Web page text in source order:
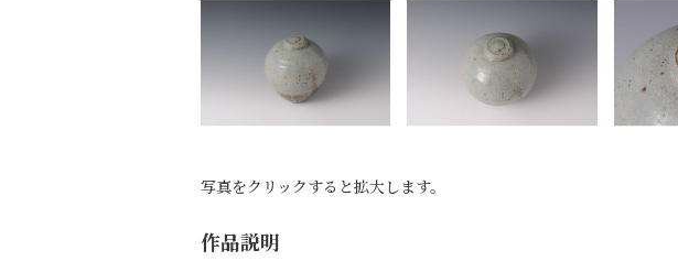
写真をクリックすると拡大します。
作品説明